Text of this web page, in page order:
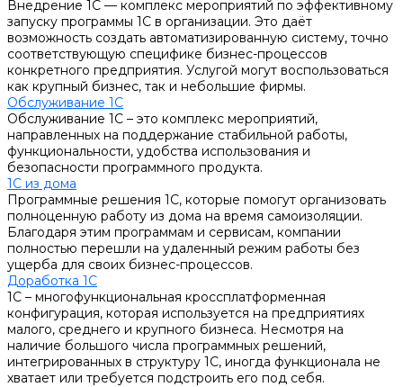
Внедрение 1С — комплекс мероприятий по эффективному
запуску программы 1С в организации. Это даёт
возможность создать автоматизированную систему, точно
соответствующую специфике бизнес-процессов
конкретного предприятия. Услугой могут воспользоваться
как крупный бизнес, так и небольшие фирмы.
Обслуживание 1С
Обслуживание 1С – это комплекс мероприятий,
направленных на поддержание стабильной работы,
функциональности, удобства использования и
безопасности программного продукта.
1С из дома
Программные решения 1С, которые помогут организовать
полноценную работу из дома на время самоизоляции.
Благодаря этим программам и сервисам, компании
полностью перешли на удаленный режим работы без
ущерба для своих бизнес-процессов.
Доработка 1С
1С – многофункциональная кроссплатформенная
конфигурация, которая используется на предприятиях
малого, среднего и крупного бизнеса. Несмотря на
наличие большого числа программных решений,
интегрированных в структуру 1С, иногда функционала не
хватает или требуется подстроить его под себя.